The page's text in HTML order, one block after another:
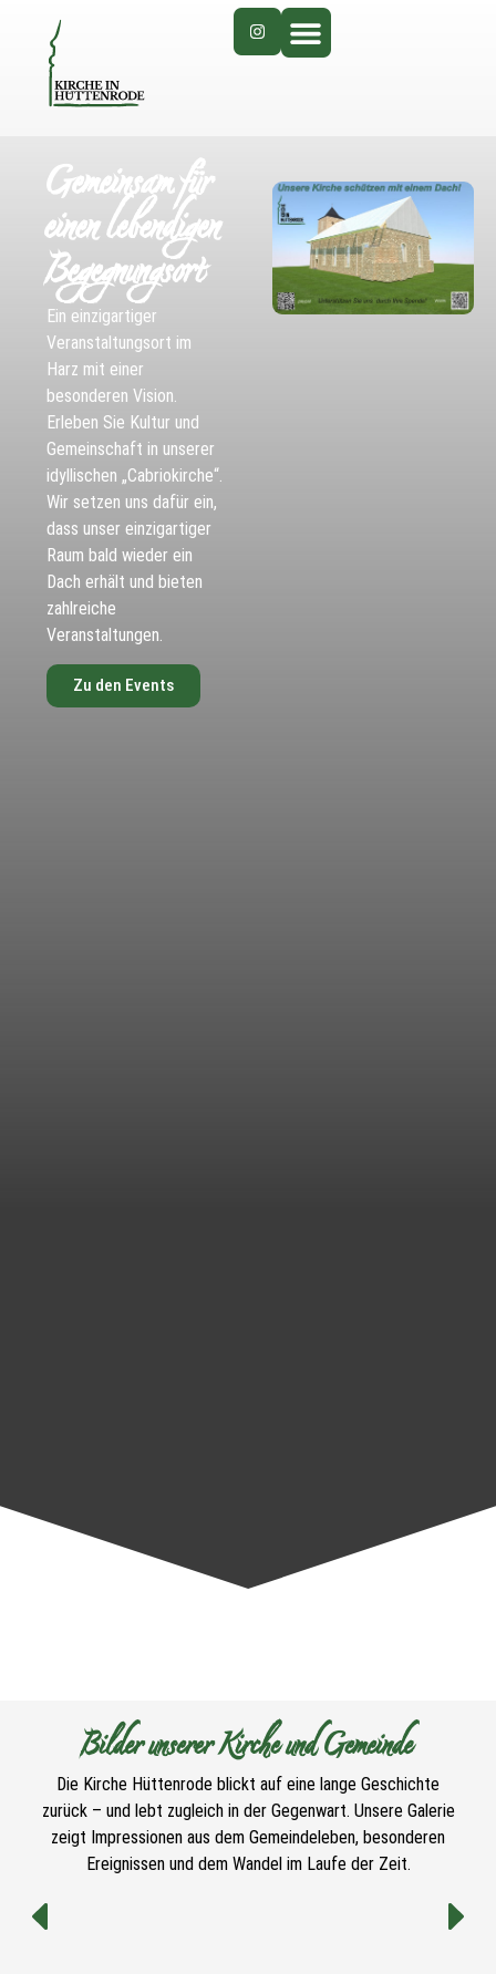
Gemeinsam für
einen lebendigen
Begegnungsort
Ein einzigartiger
Veranstaltungsort im
Harz mit einer
besonderen Vision.
Erleben Sie Kultur und
Gemeinschaft in unserer
idyllischen „Cabriokirche“.
Wir setzen uns dafür ein,
dass unser einzigartiger
Raum bald wieder ein
Dach erhält und bieten
zahlreiche
Veranstaltungen.
Zu den Events
Bilder unserer Kirche und Gemeinde
Die Kirche Hüttenrode blickt auf eine lange Geschichte
zurück – und lebt zugleich in der Gegenwart. Unsere Galerie
zeigt Impressionen aus dem Gemeindeleben, besonderen
Ereignissen und dem Wandel im Laufe der Zeit.